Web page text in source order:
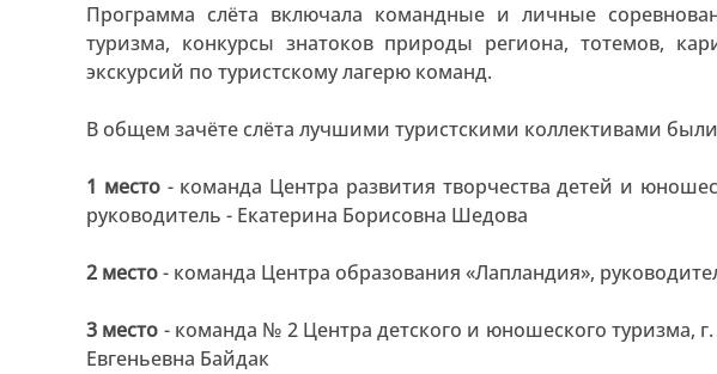
Программа слёта включала командные и личные
туризма, конкурсы знатоков природы региона, тотемов,
экскурсий по туристскому лагерю команд.
В общем зачёте слёта лучшими туристскими коллективами
1 место- команда Центра развития творчества детей и
руководитель - Екатерина Борисовна Шедова
2 место- команда Центра образования «Лапландия»,
3 место - команда № 2 Центра детского и юношеского туризма,
Евгеньевна Байдак